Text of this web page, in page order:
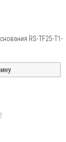
RS-TF25-T1-